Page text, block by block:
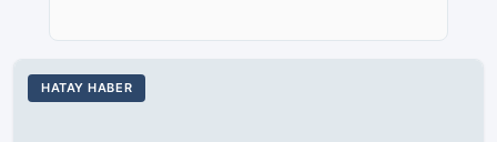
HATAY HABER